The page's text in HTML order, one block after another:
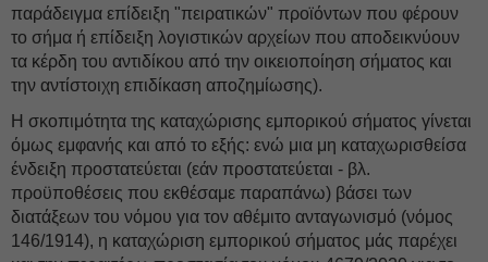
παράδειγμα επίδειξη "πειρατικών" προϊόντων που φέρουν
το σήμα ή επίδειξη λογιστικών αρχείων που αποδεικνύουν
τα κέρδη του αντιδίκου από την οικειοποίηση σήματος και
την αντίστοιχη επιδίκαση αποζημίωσης).
Η σκοπιμότητα της καταχώρισης εμπορικού σήματος γίνεται
όμως εμφανής και από το εξής: ενώ μια μη καταχωρισθείσα
ένδειξη προστατεύεται (εάν προστατεύεται - βλ.
προϋποθέσεις που εκθέσαμε παραπάνω) βάσει των
διατάξεων του νόμου για τον αθέμιτο ανταγωνισμό (νόμος
146/1914), η καταχώριση εμπορικού σήματος μάς παρέχει